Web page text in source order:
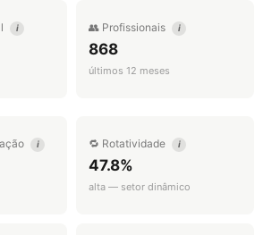
i 👥 Profissionais i
868
últimos 12 meses
i 🔁 Rotatividade i
47.8%
alta — setor dinâmico